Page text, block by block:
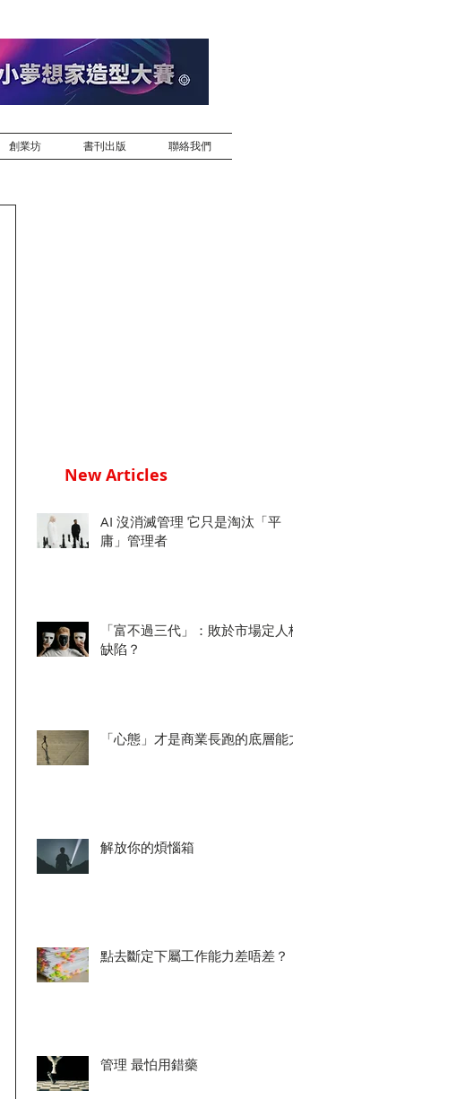
創業坊 書刊出版 聯絡我們
New Articles
AI 沒消滅管理 它只是淘汰「平
庸」管理者
「富不過三代」：敗於市場定人格
缺陷？
「心態」才是商業長跑的底層能力
解放你的煩惱箱
點去斷定下屬工作能力差唔差？
管理 最怕用錯藥